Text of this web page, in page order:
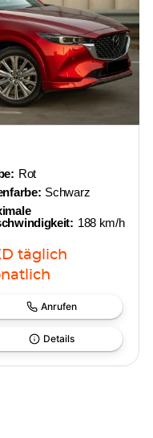
Rot
Schwarz
188 km/h
täglich
Anrufen
Details